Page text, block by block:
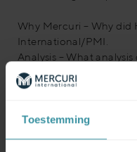
Toestemming
Why Mercuri – Why did
International/PMI.
Analysis – What
solution focussed on
most difference to HP.
solutions.